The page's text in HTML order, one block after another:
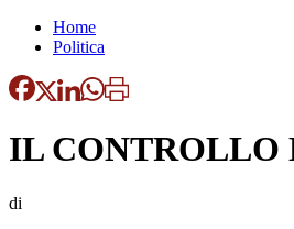
Home
Politica
IL CONTROLLO
di